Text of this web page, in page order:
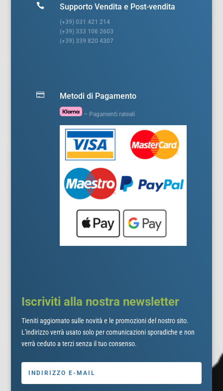
 Supporto Vendita e Post-vendita
(+39) 031 421 214
(+39) 333 106 2603
(+39) 339 820 4307
 Metodi di Pagamento
– Pagamenti rateali
Iscriviti alla nostra newsletter
Tieniti aggiornato sulle novità e le promozioni del nostro sito.
L'indirizzo verrà usato solo per comunicazioni sporadiche e non
verrà ceduto a terzi senza il tuo consenso.